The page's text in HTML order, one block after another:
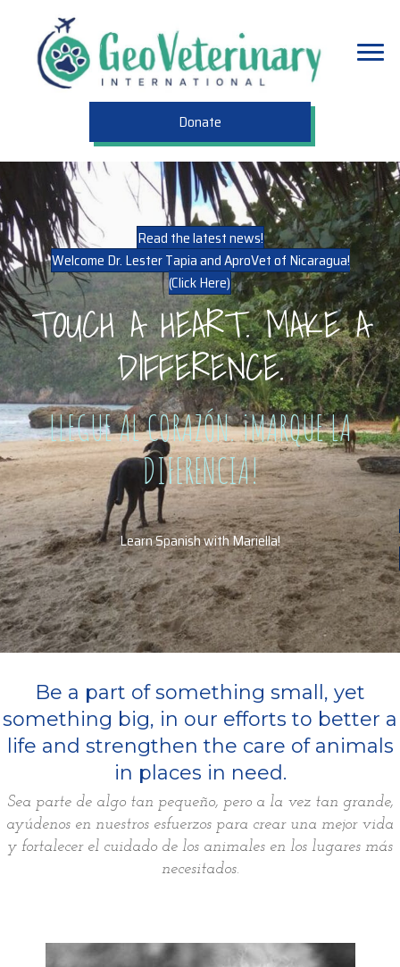
Donate
Read the latest news!
Welcome Dr. Lester Tapia and AproVet of Nicaragua!
(Click Here)
TOUCH A HEART. MAKE A
DIFFERENCE.
LLEGUE AL CORAZÓN. ¡MARQUE LA
DIFERENCIA!
Learn Spanish with Mariella!
Be a part of something small, yet
something big, in our efforts to better a
life and strengthen the care of animals
in places in need.
Sea parte de algo tan pequeño, pero a la vez tan grande,
ayúdenos en nuestros esfuerzos para crear una mejor vida
y fortalecer el cuidado de los animales en los lugares más
necesitados.